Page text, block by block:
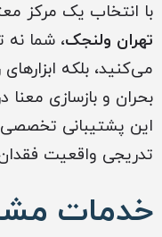
با انتخاب یک مرکز
تهران ولنجک، شما نه
می‌کنید، بلکه
بحران و بازسازی معنا
این پشتیبانی
تدریجی واقعیت
خدمات